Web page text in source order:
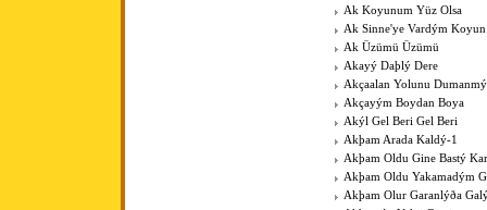
Ak Koyunum Yüz Olsa
Ak Sinne'ye Vardým Koyun
Ak Üzümü Üzümü
Akayý Daþlý Dere
Akçaalan Yolunu
Akçayým Boydan Boya
Akýl Gel Beri Gel Beri
Akþam Arada Kaldý-1
Akþam Oldu Gine Bastý
Akþam Oldu Yakamadým
Akþam Olur Garanlýða